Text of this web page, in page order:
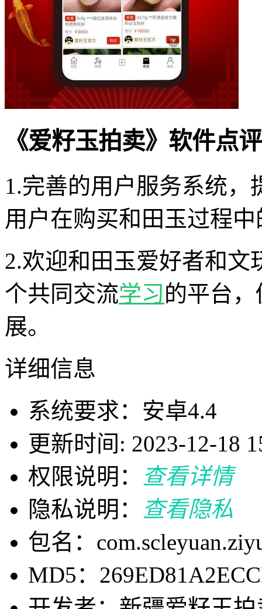
《爱籽玉拍卖》软件点
1.完善的用户服务系统
用户在购买和田玉过程
2.欢迎和田玉爱好者和
个共同交流学习的平台
展。
详细信息
系统要求：安卓4.4
更新时间: 2023-12-18
权限说明：
查看详情
隐私说明：
查看隐私
包名：
MD5：